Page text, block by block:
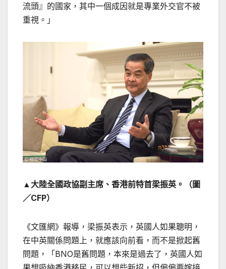
流頭』的國家，其中一個成因就是專業外交官不被
重視。」
▲大陸全國政協副主席、香港前特首梁振英。（圖
／CFP）
《文匯網》報導，梁振英表示，英國人如果聰明，
在中英關係問題上，就應該向前看，而不是掀起舊
問題，「BNO是舊問題，本來是過去了，英國人如